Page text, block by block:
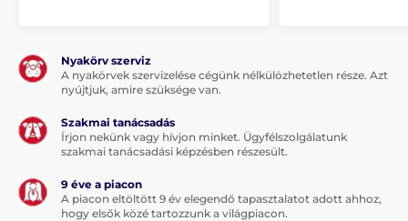
A termék előnyei:
minőségi és tartós anyag
a legnagyobb kutyafajták számára is alkalmas
egyedi design
Nyakörv szerviz
A nyakörvek szervizelése cégünk nélkülözhetetlen része. Azt
nyújtjuk, amire szüksége van.
Szakmai tanácsadás
Írjon nekünk vagy hívjon minket. Ügyfélszolgálatunk
szakmai tanácsadási képzésben részesült.
9 éve a piacon
A piacon eltöltött 9 év elegendő tapasztalatot adott ahhoz,
hogy elsők közé tartozzunk a világpiacon.